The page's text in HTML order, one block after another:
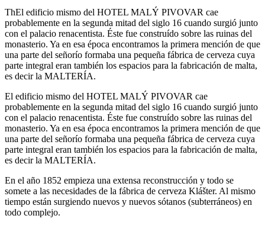
ThEl edificio mismo del HOTEL MALÝ PIVOVAR cae
probablemente en la segunda mitad del siglo 16 cuando surgió junto
con el palacio renacentista. Éste fue construído sobre las ruinas del
monasterio. Ya en esa época encontramos la primera mención de que
una parte del señorío formaba una pequeña fábrica de cerveza cuya
parte integral eran también los espacios para la fabricación de malta,
es decir la MALTERÍA.
El edificio mismo del HOTEL MALÝ PIVOVAR cae
probablemente en la segunda mitad del siglo 16 cuando surgió junto
con el palacio renacentista. Éste fue construído sobre las ruinas del
monasterio. Ya en esa época encontramos la primera mención de que
una parte del señorío formaba una pequeña fábrica de cerveza cuya
parte integral eran también los espacios para la fabricación de malta,
es decir la MALTERÍA.
En el año 1852 empieza una extensa reconstrucción y todo se
somete a las necesidades de la fábrica de cerveza Klášter. Al mismo
tiempo están surgiendo nuevos y nuevos sótanos (subterráneos) en
todo complejo.